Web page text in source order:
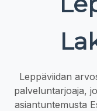
Leppäviidan
palveluntarjoaja,
asiantuntemusta